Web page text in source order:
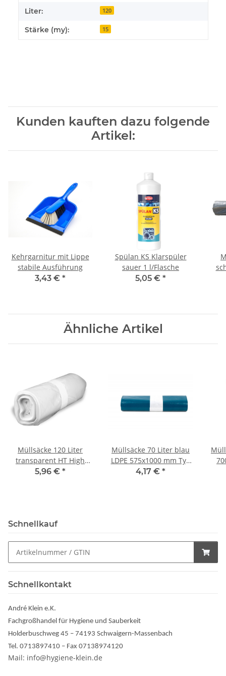
Liter: 120
Stärke (my): 15
Kunden kauften dazu folgende
Artikel:
Kehrgarnitur mit Lippe
stabile Ausführung
3,43 € *
Spülan KS Klarspüler
sauer 1 l/Flasche
5,05 € *
Ähnliche Artikel
Müllsäcke 120 Liter
transparent HT High
Tech 700x1100mm
5,96 € *
Müllsäcke 70 Liter blau
LDPE 575x1000 mm Typ
60 (40my) 25 Stück/Rolle
4,17 € *
Schnellkauf
Schnellkontakt
André Klein e.K.
Fachgroßhandel für Hygiene und Sauberkeit
Holderbuschweg 45 – 74193 Schwaigern-Massenbach
Tel. 0713897410 – Fax 07138974120
Mail: info@hygiene-klein.de